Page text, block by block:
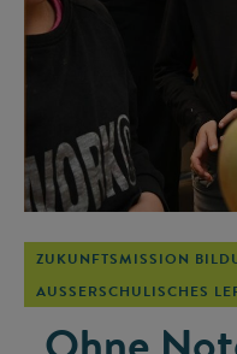
ZUKUNFTSMISSION
AUSSERSCHULISCHES